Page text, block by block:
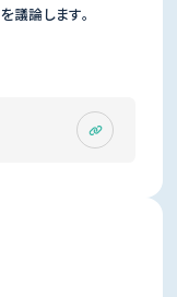
議論します。